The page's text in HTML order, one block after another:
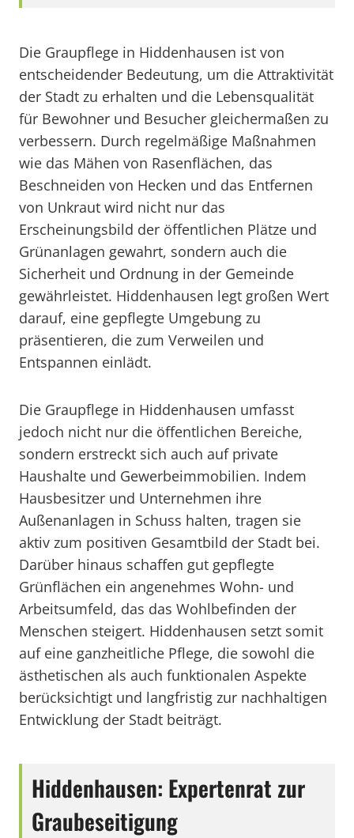
Die Graupflege in Hiddenhausen ist von
entscheidender Bedeutung, um die Attraktivität
der Stadt zu erhalten und die Lebensqualität
für Bewohner und Besucher gleichermaßen zu
verbessern. Durch regelmäßige Maßnahmen
wie das Mähen von Rasenflächen, das
Beschneiden von Hecken und das Entfernen
von Unkraut wird nicht nur das
Erscheinungsbild der öffentlichen Plätze und
Grünanlagen gewahrt, sondern auch die
Sicherheit und Ordnung in der Gemeinde
gewährleistet. Hiddenhausen legt großen Wert
darauf, eine gepflegte Umgebung zu
präsentieren, die zum Verweilen und
Entspannen einlädt.
Die Graupflege in Hiddenhausen umfasst
jedoch nicht nur die öffentlichen Bereiche,
sondern erstreckt sich auch auf private
Haushalte und Gewerbeimmobilien. Indem
Hausbesitzer und Unternehmen ihre
Außenanlagen in Schuss halten, tragen sie
aktiv zum positiven Gesamtbild der Stadt bei.
Darüber hinaus schaffen gut gepflegte
Grünflächen ein angenehmes Wohn- und
Arbeitsumfeld, das das Wohlbefinden der
Menschen steigert. Hiddenhausen setzt somit
auf eine ganzheitliche Pflege, die sowohl die
ästhetischen als auch funktionalen Aspekte
berücksichtigt und langfristig zur nachhaltigen
Entwicklung der Stadt beiträgt.
Hiddenhausen: Expertenrat zur
Graubeseitigung